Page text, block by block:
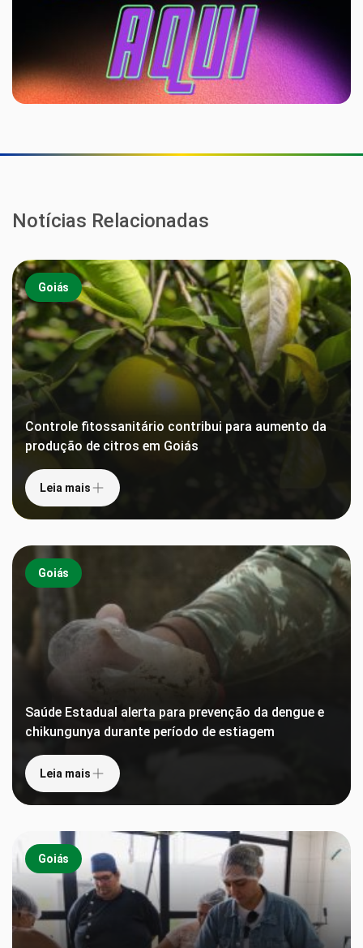
Notícias Relacionadas
Goiás
Controle fitossanitário contribui para aumento da
produção de citros em Goiás
Leia mais
Goiás
Saúde Estadual alerta para prevenção da dengue e
chikungunya durante período de estiagem
Leia mais
Goiás